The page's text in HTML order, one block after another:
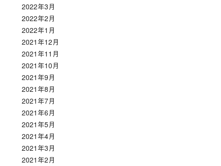
2022年3月
2022年2月
2022年1月
2021年12月
2021年11月
2021年10月
2021年9月
2021年8月
2021年7月
2021年6月
2021年5月
2021年4月
2021年3月
2021年2月